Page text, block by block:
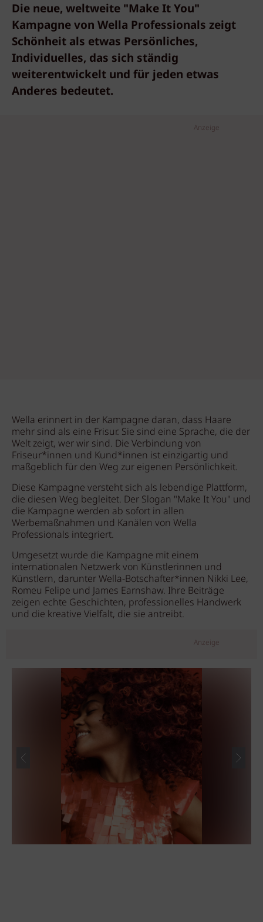
Die neue, weltweite "Make It You"
Kampagne von Wella Professionals zeigt
Schönheit als etwas Persönliches,
Individuelles, das sich ständig
weiterentwickelt und für jeden etwas
Anderes bedeutet.
Anzeige
Wella erinnert in der Kampagne daran, dass Haare
mehr sind als eine Frisur. Sie sind eine Sprache, die der
Welt zeigt, wer wir sind. Die Verbindung von
Friseur*innen und Kund*innen ist einzigartig und
maßgeblich für den Weg zur eigenen Persönlichkeit.
Diese Kampagne versteht sich als lebendige Plattform,
die diesen Weg begleitet. Der Slogan "Make It You" und
die Kampagne werden ab sofort in allen
Werbemaßnahmen und Kanälen von Wella
Professionals integriert.
Umgesetzt wurde die Kampagne mit einem
internationalen Netzwerk von Künstlerinnen und
Künstlern, darunter Wella-Botschafter*innen Nikki Lee,
Romeu Felipe und James Earnshaw. Ihre Beiträge
zeigen echte Geschichten, professionelles Handwerk
und die kreative Vielfalt, die sie antreibt.
Anzeige